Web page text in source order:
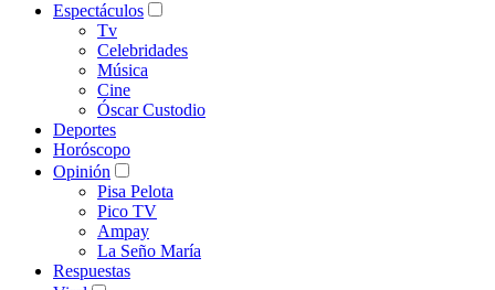
Espectáculos
Tv
Celebridades
Música
Cine
Óscar Custodio
Deportes
Horóscopo
Opinión
Pisa Pelota
Pico TV
Ampay
La Seño María
Respuestas